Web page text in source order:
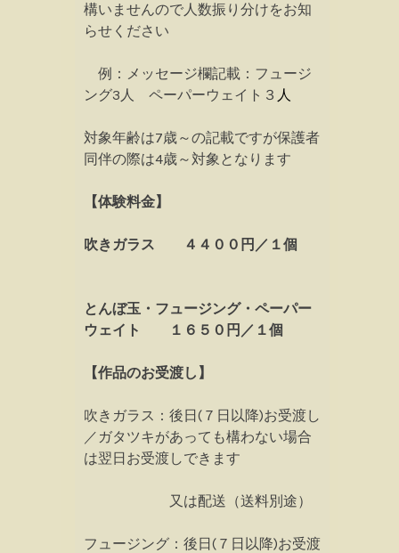
構いませんので人数振り分けをお知
らせください
例：メッセージ欄記載：フュージ
ング3人 ペーパーウェイト３ 人
対象年齢は7歳～の記載ですが保護者
同伴の際は4歳～対象となります
【体験料金】
吹きガラス ４４００円／１個
とんぼ玉・フュージング・ペーパー
ウェイト １６５０円／１個
【作品のお受渡し】
吹きガラス：後日(７日以降)お受渡し
／ガタツキがあっても構わない場合
は翌日お受渡しできます
又は配送（送料別途）
フュージング：後日(７日以降)お受渡